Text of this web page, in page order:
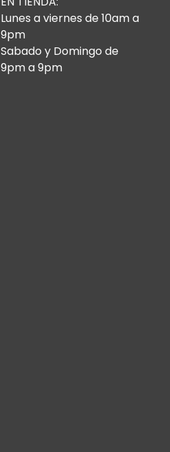
Lunes a viernes de 10am a
9pm
Sabado y Domingo de
9pm a 9pm